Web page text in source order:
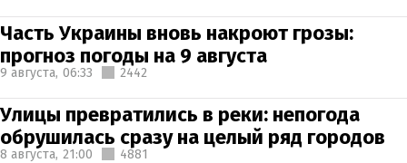
Часть Украины вновь накроют грозы:
прогноз погоды на 9 августа
9 августа, 06:33 2442
Улицы превратились в реки: непогода
обрушилась сразу на целый ряд городов
8 августа, 21:00 4881